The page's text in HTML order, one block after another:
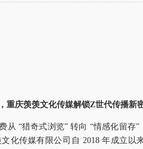
重庆羡羡文化传媒解锁Z世代传播新
从 “猎奇式浏览” 转向 “情感化留存
化传媒有限公司自 2018 年成立以